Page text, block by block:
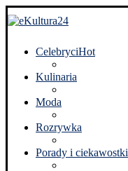
CelebryciHot
Kulinaria
Moda
Rozrywka
Porady i ciekawostki